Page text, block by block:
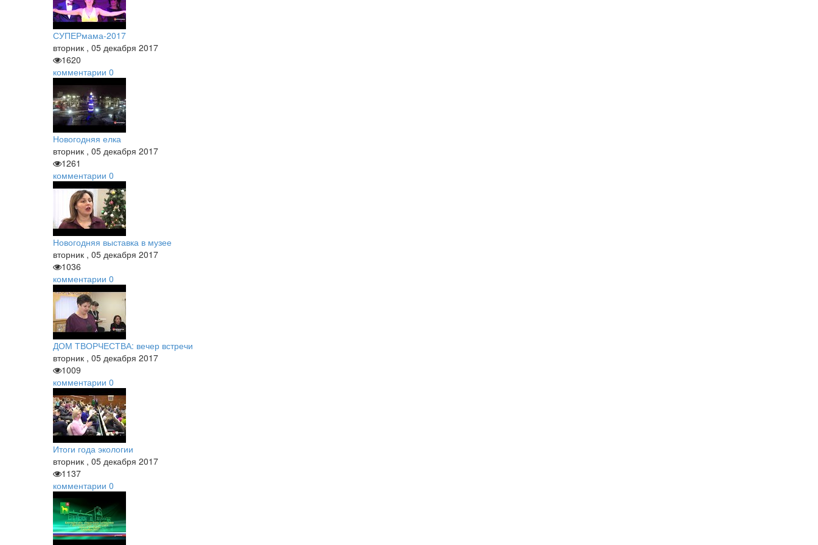
СУПЕРмама-2017
вторник , 05 декабря 2017
1620
комментарии 0
Новогодняя елка
вторник , 05 декабря 2017
1261
комментарии 0
Новогодняя выставка в музее
вторник , 05 декабря 2017
1036
комментарии 0
ДОМ ТВОРЧЕСТВА: вечер встречи
вторник , 05 декабря 2017
1009
комментарии 0
Итоги года экологии
вторник , 05 декабря 2017
1137
комментарии 0